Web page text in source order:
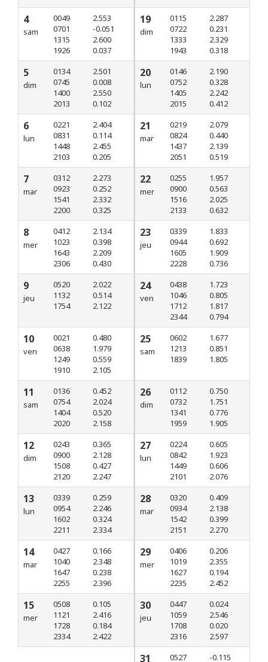
4
sam
0049
0701
1315
1926
2.553
-0.051
2.600
0.037
5
dim
0134
0745
1400
2013
2.501
0.008
2.550
0.102
6
lun
0221
0831
1448
2103
2.404
0.114
2.455
0.205
7
mar
0312
0923
1541
2200
2.273
0.252
2.332
0.325
8
mer
0412
1023
1643
2306
2.134
0.398
2.209
0.430
9
jeu
0520
1132
1754
2.022
0.514
2.122
10
ven
0021
0638
1249
1910
0.480
1.979
0.559
2.105
11
sam
0136
0754
1404
2020
0.452
2.024
0.520
2.158
12
dim
0243
0900
1508
2120
0.365
2.128
0.427
2.247
13
lun
0339
0954
1602
2211
0.259
2.246
0.324
2.334
14
mar
0427
1040
1647
2255
0.166
2.348
0.238
2.396
15
mer
0508
1121
1728
2334
0.105
2.416
0.184
2.422
19
dim
0115
0722
1333
1943
2.287
0.231
2.329
0.318
20
lun
0146
0752
1405
2015
2.190
0.328
2.242
0.412
21
mar
0219
0824
1437
2051
2.079
0.440
2.139
0.519
22
mer
0255
0900
1516
2133
1.957
0.563
2.025
0.632
23
jeu
0339
0944
1605
2228
1.833
0.692
1.909
0.736
24
ven
0438
1046
1712
2344
1.723
0.805
1.817
0.794
25
sam
0602
1213
1839
1.677
0.851
1.805
26
dim
0112
0732
1341
1959
0.750
1.751
0.776
1.905
27
lun
0224
0842
1449
2101
0.605
1.923
0.606
2.076
28
mar
0320
0934
1542
2151
0.409
2.138
0.399
2.270
29
mer
0406
1019
1627
2235
0.206
2.355
0.194
2.452
30
jeu
0447
1059
1708
2316
0.024
2.546
0.020
2.597
31
0527
-0.115